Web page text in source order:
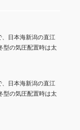
日本海新潟の直江
型の気圧配置時は太
日本海新潟の直江
型の気圧配置時は太